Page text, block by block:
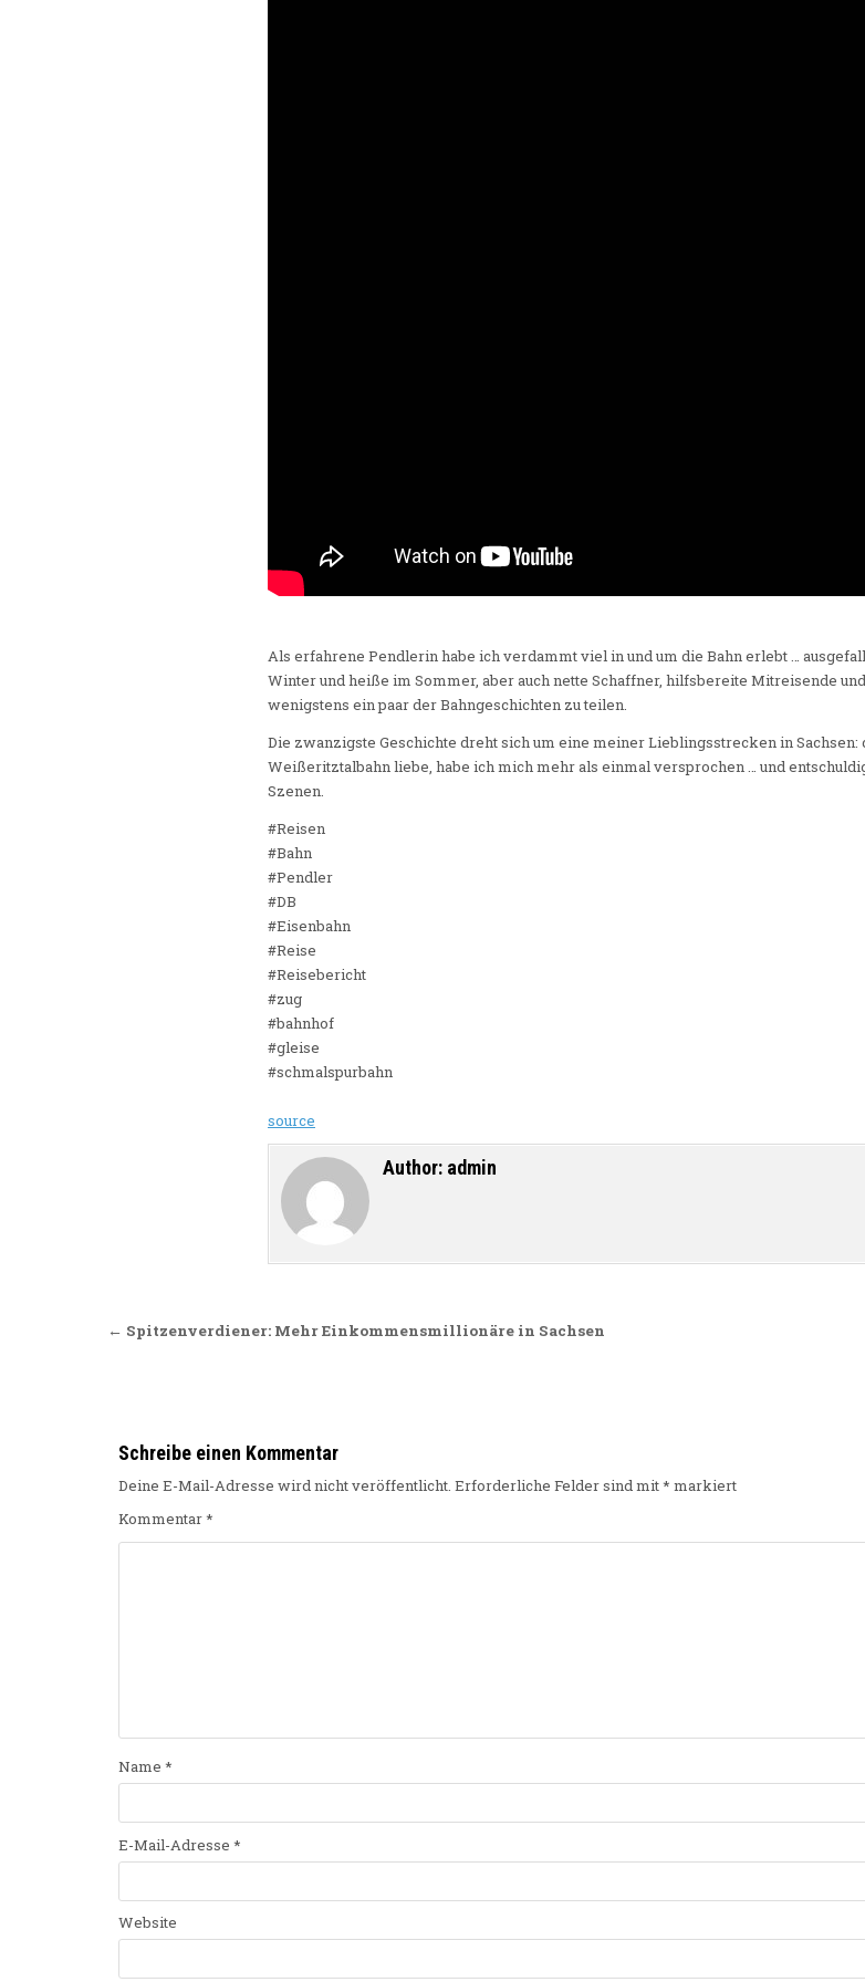
Als erfahrene Pendlerin habe ich verdammt viel in und um die Bahn erlebt …
Winter und heiße im Sommer, aber auch nette Schaffner, hilfsbereite Mitreisende
wenigstens ein paar der Bahngeschichten zu teilen.
Die zwanzigste Geschichte dreht sich um eine meiner Lieblingsstrecken in
Weißeritztalbahn liebe, habe ich mich mehr als einmal versprochen … und
Szenen.
#Reisen
#Bahn
#Pendler
#DB
#Eisenbahn
#Reise
#Reisebericht
#zug
#bahnhof
#gleise
#schmalspurbahn
source
Author: admin
Beitragsnavigation
← Spitzenverdiener: Mehr Einkommensmillionäre in Sachsen
Schreibe einen Kommentar
Deine E-Mail-Adresse wird nicht veröffentlicht. Erforderliche Felder sind mit* markiert
Kommentar*
Name *
E-Mail-Adresse *
Website